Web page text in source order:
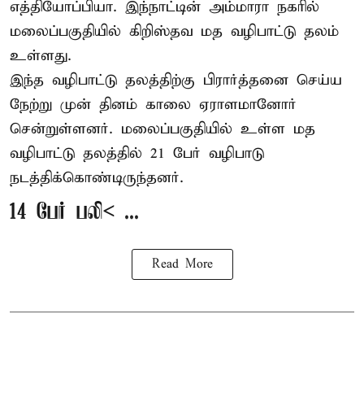
எத்தியோப்பியா. இந்நாட்டின் அம்மாரா நகரில்
மலைப்பகுதியில் கிறிஸ்தவ மத வழிபாட்டு தலம்
உள்ளது.
இந்த வழிபாட்டு தலத்திற்கு பிரார்த்தனை செய்ய
நேற்று முன் தினம் காலை ஏராளமானோர்
சென்றுள்ளனர். மலைப்பகுதியில் உள்ள மத
வழிபாட்டு தலத்தில் 21 பேர் வழிபாடு
நடத்திக்கொண்டிருந்தனர்.
14 பேர் பலி< ...
Read More